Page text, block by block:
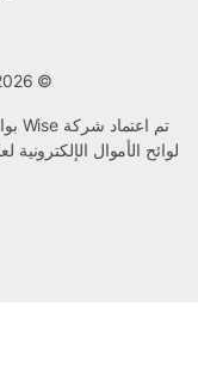
لوائح الأموال الإلكترونية لعام 2011، مرجع الشركة